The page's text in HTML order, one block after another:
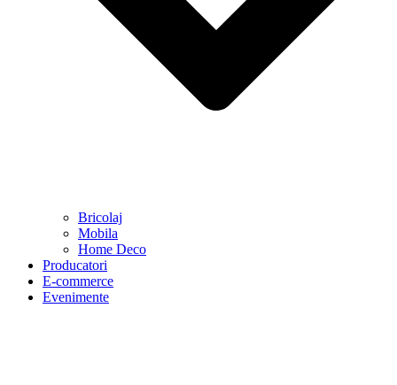
Bricolaj
Mobila
Home Deco
Producatori
E-commerce
Evenimente